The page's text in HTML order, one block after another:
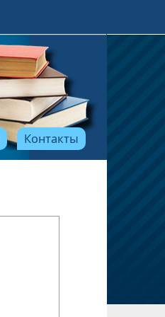
Контакты